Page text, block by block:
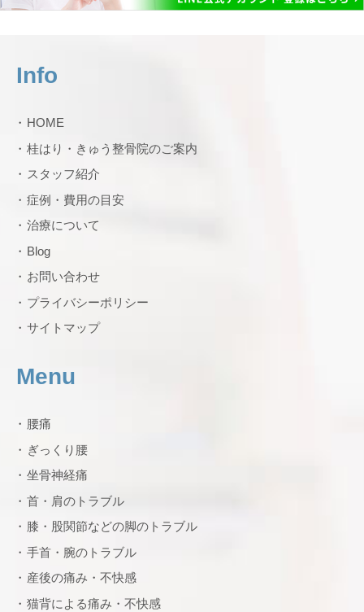
Info
HOME
桂はり・きゅう整骨院のご案内
スタッフ紹介
症例・費用の目安
治療について
Blog
お問い合わせ
プライバシーポリシー
サイトマップ
Menu
腰痛
ぎっくり腰
坐骨神経痛
首・肩のトラブル
膝・股関節などの脚のトラブル
手首・腕のトラブル
産後の痛み・不快感
猫背による痛み・不快感